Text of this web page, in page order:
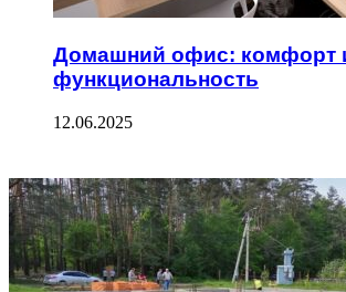
Домашний офис: комфорт
функциональность
12.06.2025